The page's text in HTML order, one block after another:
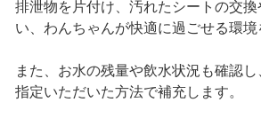
排泄物を片付け、汚れたシートの交
い、わんちゃんが快適に過ごせる環境
また、お水の残量や飲水状況も確認
指定いただいた方法で補充します。